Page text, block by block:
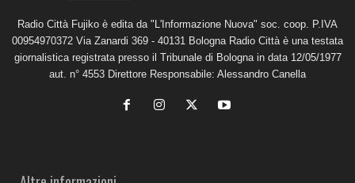
Radio Città Fujiko è edita da "L'Informazione Nuova" soc. coop. P.IVA
00954970372 Via Zanardi 369 - 40131 Bologna Radio Città è una testata
giornalistica registrata presso il Tribunale di Bologna in data 12/05/1977
aut. n° 4553 Direttore Responsabile: Alessandro Canella